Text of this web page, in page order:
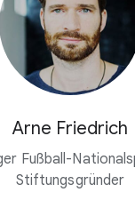
Arne Friedrich
Fußball-
Stiftungsgründer